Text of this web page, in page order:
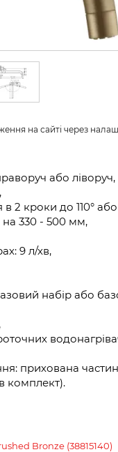
на сайті через
або ліворуч,
2 кроки до 110° або
330 - 500 мм,
9 л/хв,
набір або
прихована
комплект).
Bronze (38815140)